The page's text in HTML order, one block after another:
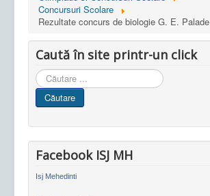
Concursuri Scolare
Rezultate concurs de biologie G. E. Palade
Caută în site printr-un click
Cauta
in
site
Căutare
Facebook ISJ MH
Isj Mehedinti